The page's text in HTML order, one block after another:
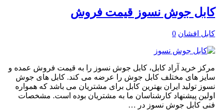
کابل جوش نسوز قیمت فروش
کابل افشان 0
مرکز خرید آراد کابل، کابل جوش نسوز را به قیمت فروش عمده و
سایز های مختلف کابل جوش را عرضه می کند. کابل های جوش
نسوز تولید ایران بهترین کابل برای مشتریان می باشد که همواره
اولین پیشنهاد کارشناسان ما به مشتریان بوده است. مشخصات
فنی کابل جوش نسوز در …